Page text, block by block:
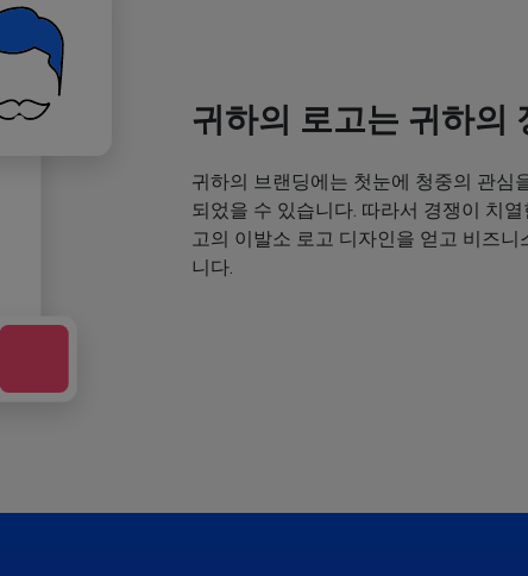
귀하의 로고는 귀하의
귀하의 브랜딩에는 첫눈에 청중의 관심
되었을 수 있습니다. 따라서 경쟁이 치
고의 이발소 로고 디자인을 얻고 비즈
니다.